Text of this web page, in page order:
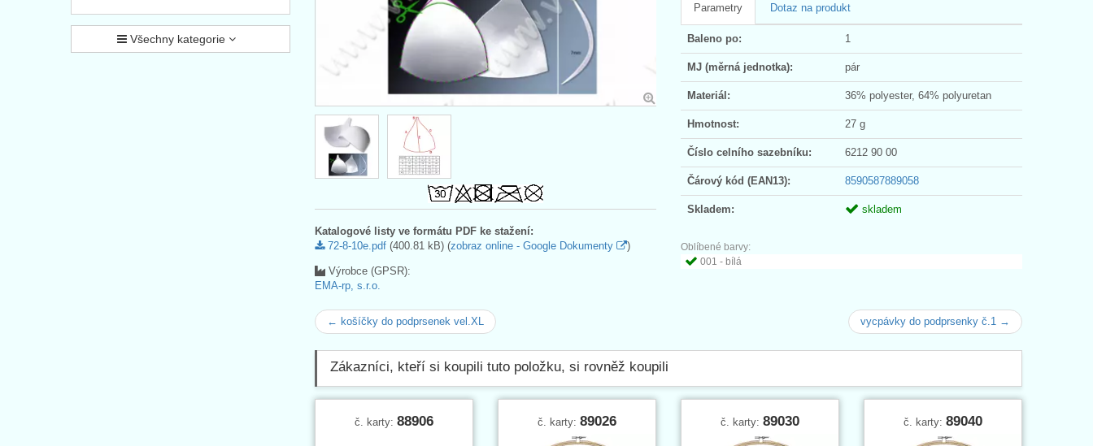
Všechny kategorie
Parametry Dotaz na produkt
Baleno po: 1
MJ (měrná jednotka): pár
Materiál: 36% polyester, 64% polyuretan
Hmotnost: 27 g
Číslo celního sazebníku: 6212 90 00
Čárový kód (EAN13): 8590587889058
Skladem: skladem
Oblíbené barvy:
001 - bílá
Katalogové listy ve formátu PDF ke stažení:
72-8-10e.pdf (400.81 kB) (zobraz online - Google Dokumenty )
Výrobce (GPSR):
EMA-rp, s.r.o.
← košíčky do podprsenek vel.XL vycpávky do podprsenky č.1 →
Zákazníci, kteří si koupili tuto položku, si rovněž koupili
č. karty: 88906 č. karty: 89026 č. karty: 89030 č. karty: 89040